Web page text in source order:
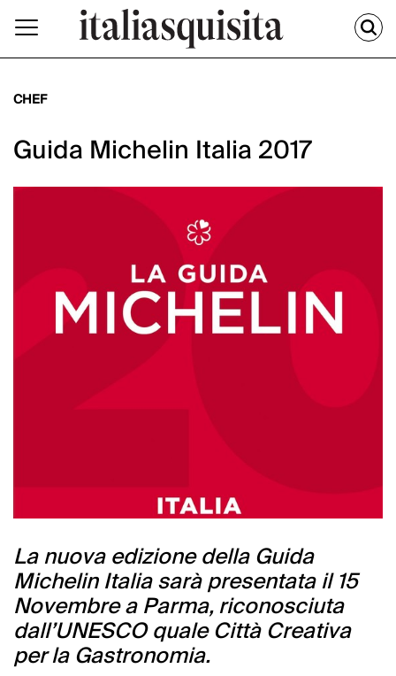
CHEF
Guida Michelin Italia 2017
La nuova edizione della Guida
Michelin Italia sarà presentata il 15
Novembre a Parma, riconosciuta
dall’UNESCO quale Città Creativa
per la Gastronomia.